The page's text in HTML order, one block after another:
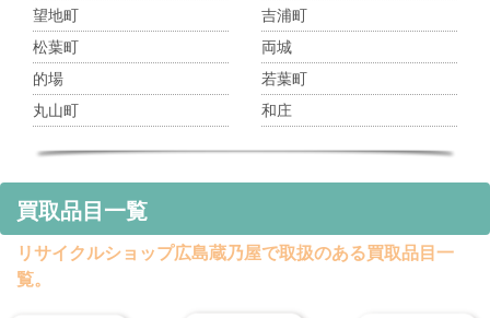
望地町
松葉町
的場
丸山町
吉浦町
両城
若葉町
和庄
買取品目一覧
リサイクルショップ広島蔵乃屋で取扱のある買取品目一
覧。